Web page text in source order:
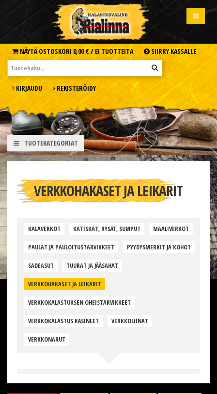
NÄYTÄ OSTOSKORI 0,00 € / EI TUOTTEITA SIIRRY KASSALLE
KIRJAUDU REKISTERÖIDY
TUOTEKATEGORIAT
VERKKOHAKASET JA LEIKARIT
KALAVERKOT KATISKAT, RYSÄT, SUMPUT MAALIVERKOT
PAULAT JA PAULOITUSTARVIKKEET PYYDYSMERKIT JA KOHOT
SADEASUT TUURAT JA JÄÄSAHAT
VERKKOHAKASET JA LEIKARIT
VERKKOKALASTUKSEN OHEISTARVIKKEET
VERKKOKALASTUS KÄSINEET VERKKOLIINAT
VERKKONARUT